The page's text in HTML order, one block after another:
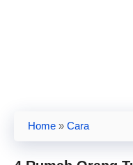
Home » Cara